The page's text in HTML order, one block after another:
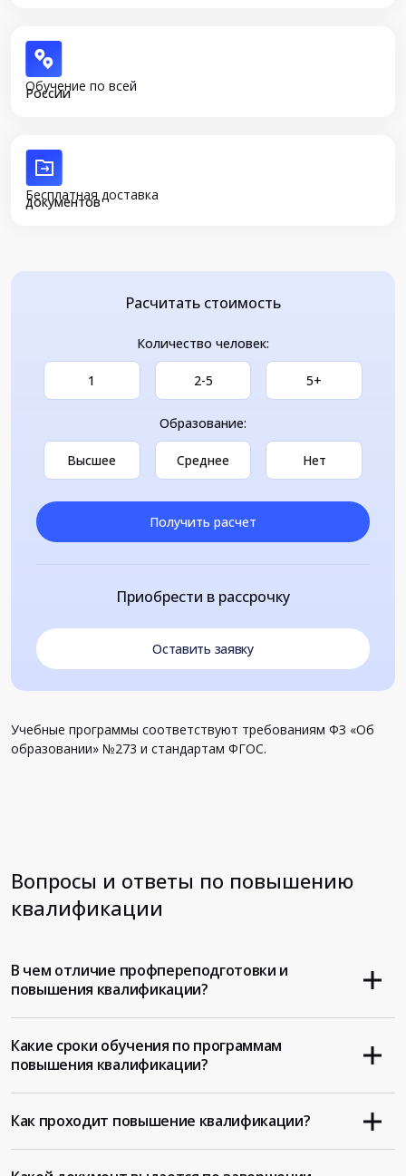
Обучение по всей
России
Бесплатная доставка
документов
Расчитать стоимость
Количество человек:
1 2-5 5+
Образование:
Высшее Среднее Нет
Получить расчет
Приобрести в рассрочку
Оставить заявку
Учебные программы соответствуют требованиям ФЗ «Об
образовании» №273 и стандартам ФГОС.
Вопросы и ответы по повышению
квалификации
В чем отличие профпереподготовки и
повышения квалификации?
Какие сроки обучения по программам
повышения квалификации?
Как проходит повышение квалификации?